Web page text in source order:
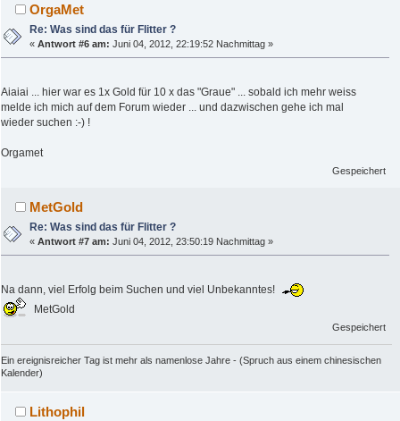
OrgaMet
Re: Was sind das für Flitter ?
«Antwort #6 am: Juni 04, 2012, 22:19:52 Nachmittag »
Aiaiai ... hier war es 1x Gold für 10 x das "Graue" ... sobald ich mehr weiss
melde ich mich auf dem Forum wieder ... und dazwischen gehe ich mal
wieder suchen :-) !
Orgamet
Gespeichert
MetGold
Re: Was sind das für Flitter ?
«Antwort #7 am: Juni 04, 2012, 23:50:19 Nachmittag »
Na dann, viel Erfolg beim Suchen und viel Unbekanntes!
MetGold
Gespeichert
Ein ereignisreicher Tag ist mehr als namenlose Jahre - (Spruch aus einem chinesischen
Kalender)
Lithophil